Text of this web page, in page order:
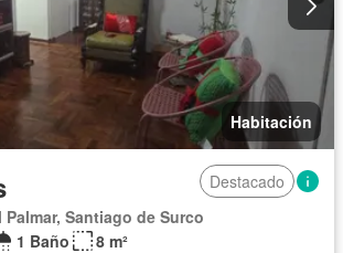
Habitación
Destacado
Santiago de Surco
1 Baño
8 m²